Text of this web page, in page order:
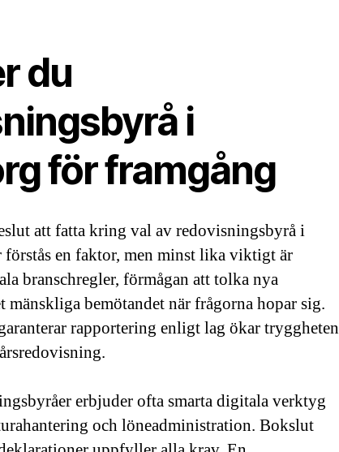
du
i
för framgång
att fatta kring val av redovisningsbyrå i
förstås en faktor, men minst lika viktigt är
branschregler, förmågan att tolka nya
mänskliga bemötandet när frågorna hopar sig.
rapportering enligt lag ökar tryggheten
erbjuder ofta smarta digitala verktyg
och löneadministration. Bokslut